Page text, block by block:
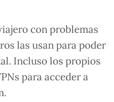
con problemas
las usan para poder
Incluso los propios
para acceder a